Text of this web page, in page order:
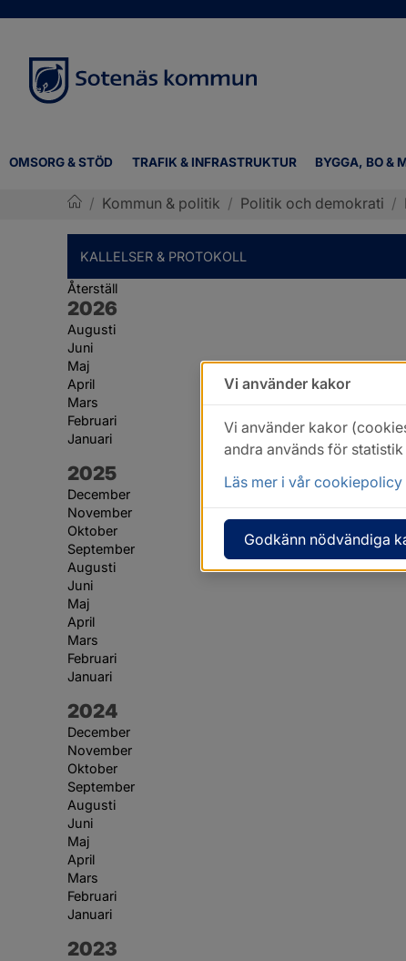
OMSORG & STÖD TRAFIK & INFRASTRUKTUR BYGGA, BO &
/ Kommun & politik / Politik och demokrati /
KALLELSER & PROTOKOLL
Återställ
År:
2026
Augusti
Juni
Maj
April
Mars
Februari
Januari
År:
2025
December
November
Oktober
September
Augusti
Juni
Maj
April
Mars
Februari
Januari
År:
2024
December
November
Oktober
September
Augusti
Juni
Maj
April
Mars
Februari
Januari
År:
2023
Vi använder kakor
Vi använder kakor
andra används för
Läs mer i vår cookiepolicy
Godkänn nödvändiga